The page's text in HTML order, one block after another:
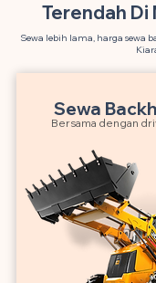
Terendah Di
Sewa lebih lama, harga sewa
Sewa
Bersama dengan